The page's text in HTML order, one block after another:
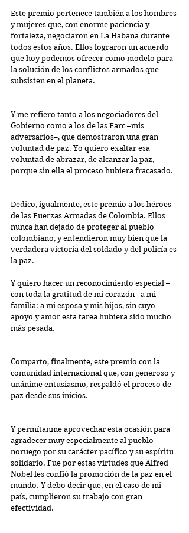
Este premio pertenece también a los hombres
y mujeres que, con enorme paciencia y
fortaleza, negociaron en La Habana durante
todos estos años. Ellos lograron un acuerdo
que hoy podemos ofrecer como modelo para
la solución de los conflictos armados que
subsisten en el planeta.
Y me refiero tanto a los negociadores del
Gobierno como a los de las Farc –mis
adversarios–, que demostraron una gran
voluntad de paz. Yo quiero exaltar esa
voluntad de abrazar, de alcanzar la paz,
porque sin ella el proceso hubiera fracasado.
Dedico, igualmente, este premio a los héroes
de las Fuerzas Armadas de Colombia. Ellos
nunca han dejado de proteger al pueblo
colombiano, y entendieron muy bien que la
verdadera victoria del soldado y del policía es
la paz.
Y quiero hacer un reconocimiento especial –
con toda la gratitud de mi corazón– a mi
familia: a mi esposa y mis hijos, sin cuyo
apoyo y amor esta tarea hubiera sido mucho
más pesada.
Comparto, finalmente, este premio con la
comunidad internacional que, con generoso y
unánime entusiasmo, respaldó el proceso de
paz desde sus inicios.
Y permítanme aprovechar esta ocasión para
agradecer muy especialmente al pueblo
noruego por su carácter pacífico y su espíritu
solidario. Fue por estas virtudes que Alfred
Nobel les confió la promoción de la paz en el
mundo. Y debo decir que, en el caso de mi
país, cumplieron su trabajo con gran
efectividad.